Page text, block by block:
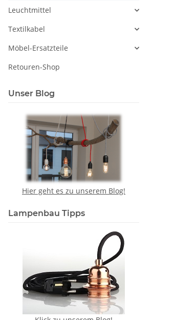
Leuchtmittel
Textilkabel
Möbel-Ersatzteile
Retouren-Shop
Unser Blog
Hier geht es zu unserem Blog!
Lampenbau Tipps